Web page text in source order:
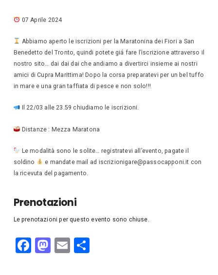
07 Aprile 2024
Abbiamo aperto le iscrizioni per la Maratonina dei Fiori a San
Benedetto del Tronto, quindi potete giá fare l’iscrizione attraverso il
nostro sito… dai dai dai che andiamo a divertirci insieme ai nostri
amici di Cupra Marittima! Dopo la corsa preparatevi per un bel tuffo
in mare e una gran taffiata di pesce e non solo!!!
Il 22/03 alle 23.59 chiudiamo le iscrizioni.
Distanze : Mezza Maratona
Le modalità sono le solite… registratevi all’evento, pagate il
soldino
e mandate mail ad iscrizionigare@passocapponi.it con
la ricevuta del pagamento.
Prenotazioni
Le prenotazioni per questo evento sono chiuse.
F M E C